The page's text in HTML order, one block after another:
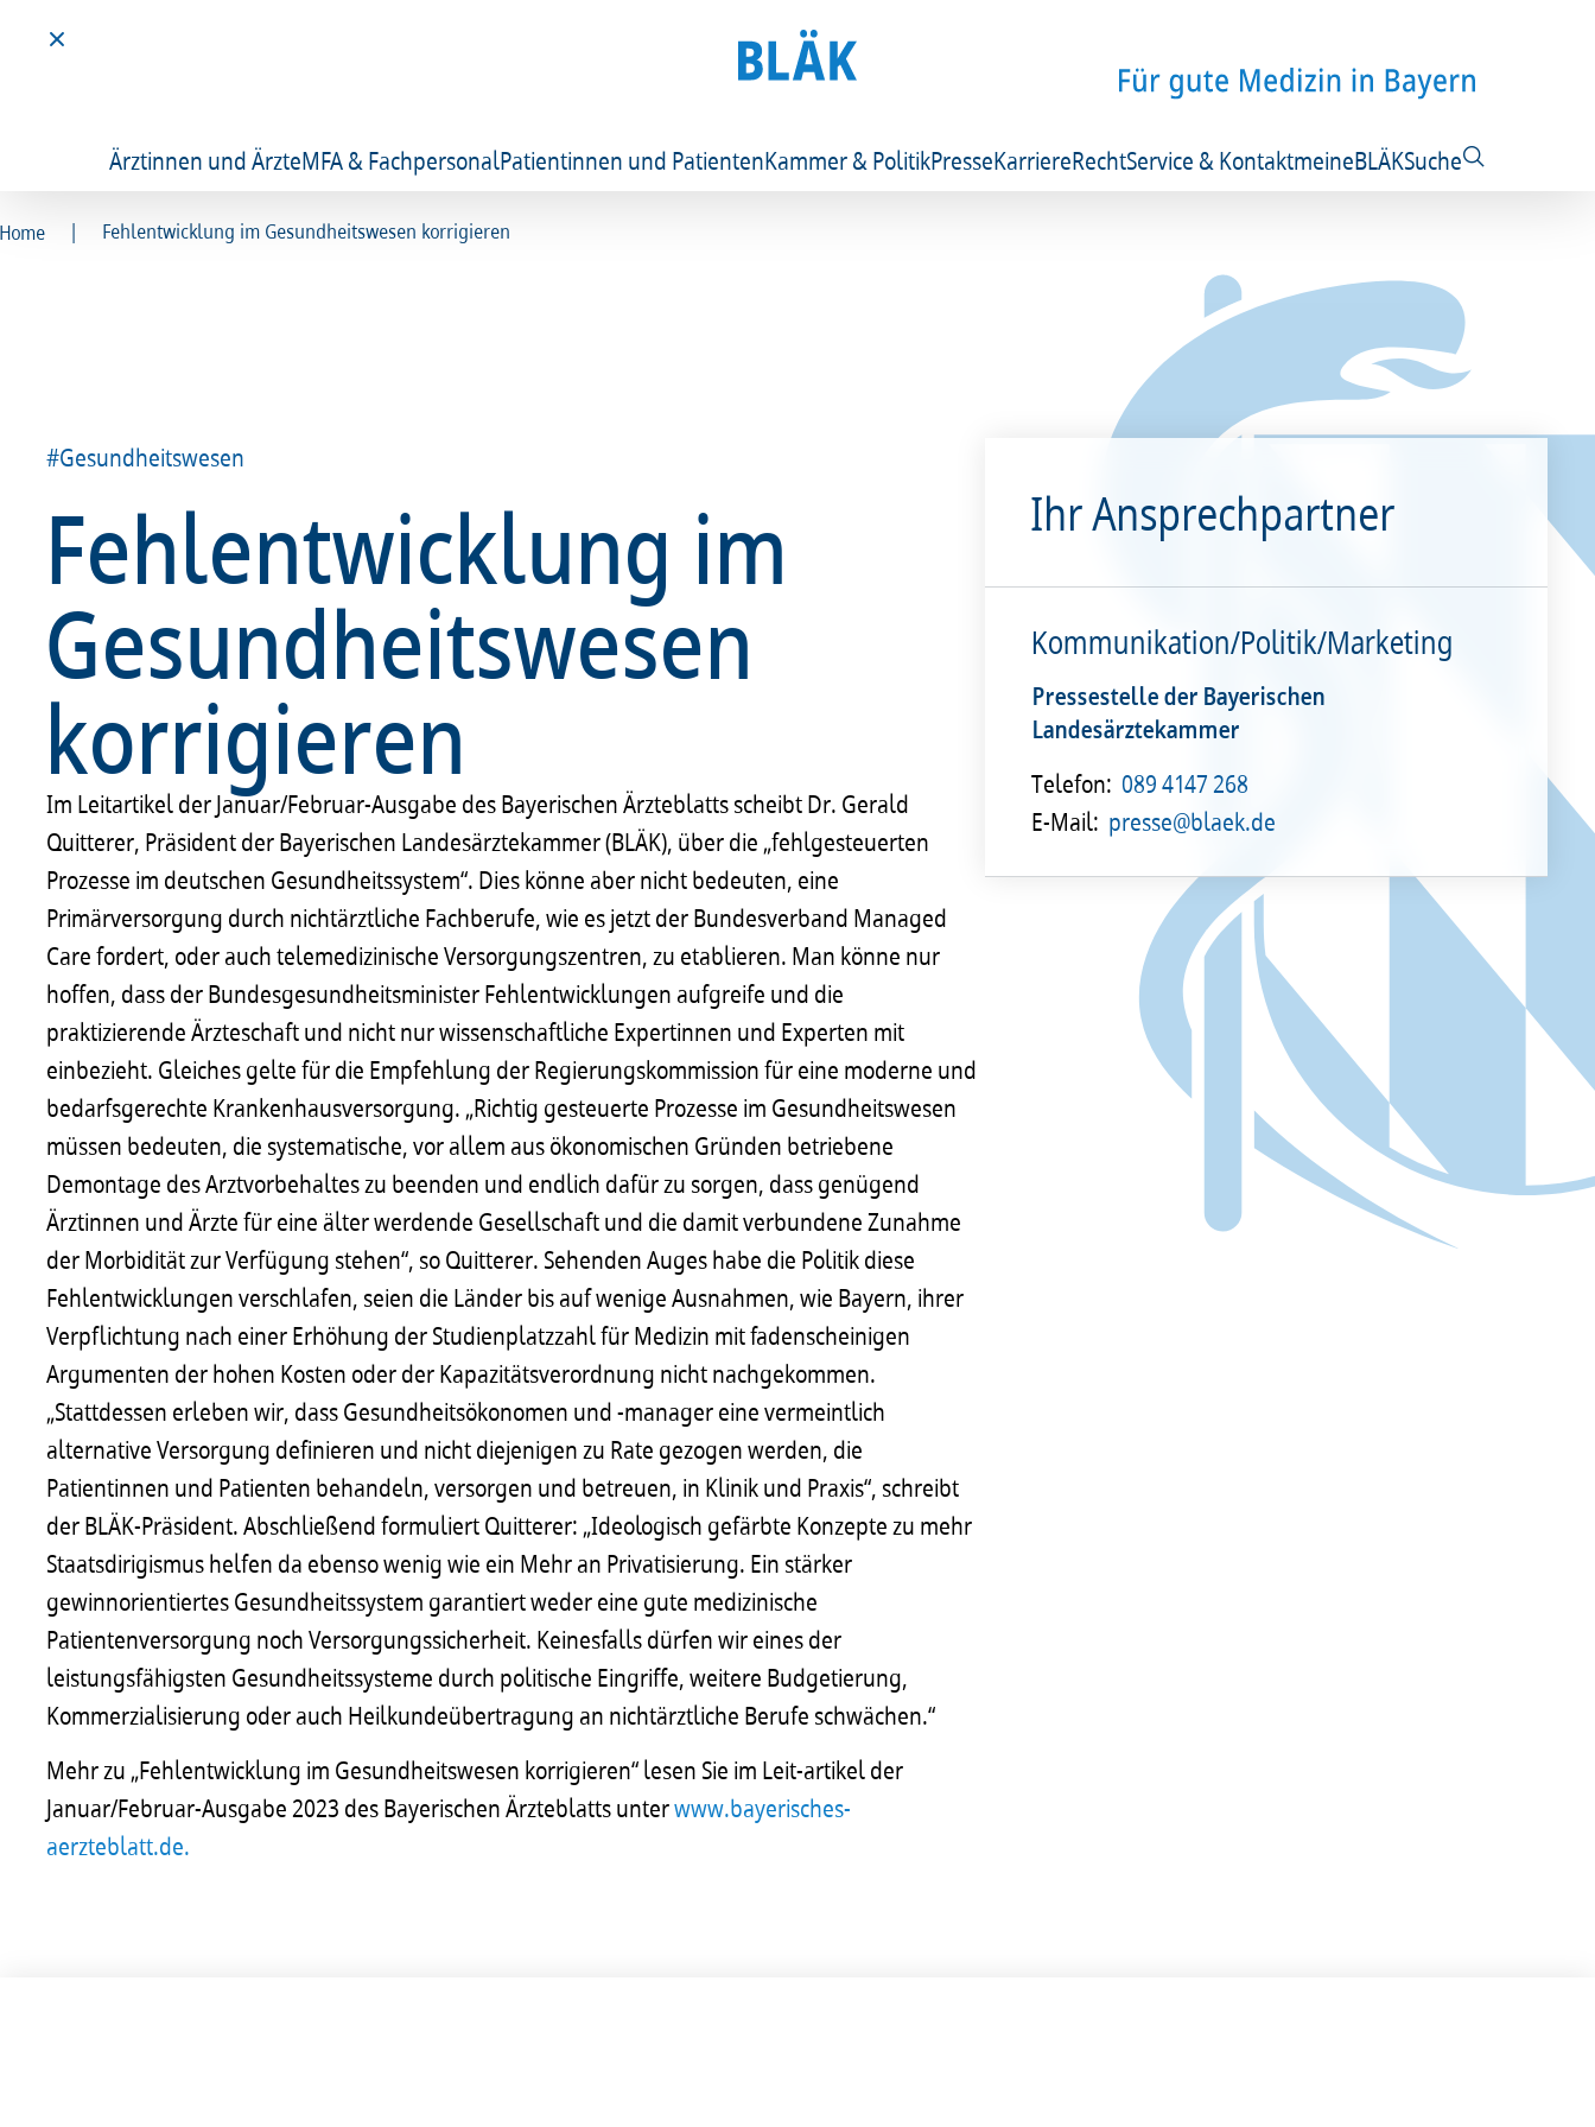
Ärztinnen und ÄrzteMFA & FachpersonalPatientinnen und PatientenKammer & PolitikPresseKarriereRechtService & KontaktmeineBLÄKSuche
Home | Fehlentwicklung im Gesundheitswesen korrigieren
#Gesundheitswesen
Fehlentwicklung im
Gesundheitswesen
korrigieren
Im Leitartikel der Januar/Februar-Ausgabe des Bayerischen Ärzteblatts scheibt Dr. Gerald
Quitterer, Präsident der Bayerischen Landesärztekammer (BLÄK), über die „fehlgesteuerten
Prozesse im deutschen Gesundheitssystem“. Dies könne aber nicht bedeuten, eine
Primärversorgung durch nichtärztliche Fachberufe, wie es jetzt der Bundesverband Managed
Care fordert, oder auch telemedizinische Versorgungszentren, zu etablieren. Man könne nur
hoffen, dass der Bundesgesundheitsminister Fehlentwicklungen aufgreife und die
praktizierende Ärzteschaft und nicht nur wissenschaftliche Expertinnen und Experten mit
einbezieht. Gleiches gelte für die Empfehlung der Regierungskommission für eine moderne und
bedarfsgerechte Krankenhausversorgung. „Richtig gesteuerte Prozesse im Gesundheitswesen
müssen bedeuten, die systematische, vor allem aus ökonomischen Gründen betriebene
Demontage des Arztvorbehaltes zu beenden und endlich dafür zu sorgen, dass genügend
Ärztinnen und Ärzte für eine älter werdende Gesellschaft und die damit verbundene Zunahme
der Morbidität zur Verfügung stehen“, so Quitterer. Sehenden Auges habe die Politik diese
Fehlentwicklungen verschlafen, seien die Länder bis auf wenige Ausnahmen, wie Bayern, ihrer
Verpflichtung nach einer Erhöhung der Studienplatzzahl für Medizin mit fadenscheinigen
Argumenten der hohen Kosten oder der Kapazitätsverordnung nicht nachgekommen.
„Stattdessen erleben wir, dass Gesundheitsökonomen und -manager eine vermeintlich
alternative Versorgung definieren und nicht diejenigen zu Rate gezogen werden, die
Patientinnen und Patienten behandeln, versorgen und betreuen, in Klinik und Praxis“, schreibt
der BLÄK-Präsident. Abschließend formuliert Quitterer: „Ideologisch gefärbte Konzepte zu mehr
Staatsdirigismus helfen da ebenso wenig wie ein Mehr an Privatisierung. Ein stärker
gewinnorientiertes Gesundheitssystem garantiert weder eine gute medizinische
Patientenversorgung noch Versorgungssicherheit. Keinesfalls dürfen wir eines der
leistungsfähigsten Gesundheitssysteme durch politische Eingriffe, weitere Budgetierung,
Kommerzialisierung oder auch Heilkundeübertragung an nichtärztliche Berufe schwächen.“
Mehr zu „Fehlentwicklung im Gesundheitswesen korrigieren“ lesen Sie im Leit-artikel der
Januar/Februar-Ausgabe 2023 des Bayerischen Ärzteblatts unterwww.bayerisches-
aerzteblatt.de.
Ihr Ansprechpartner
Kommunikation/Politik/Marketing
Pressestelle der Bayerischen
Landesärztekammer
Telefon: 089 4147 268
E-Mail: presse@blaek.de